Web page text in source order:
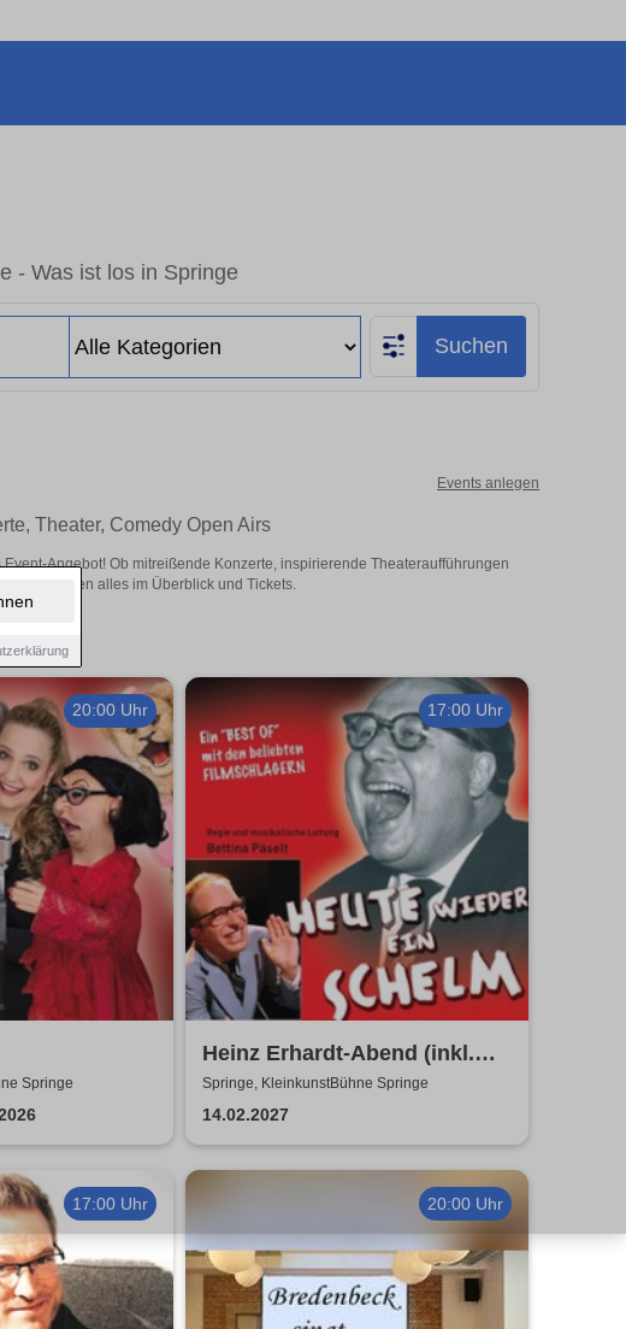
- Was ist los in Springe
Suchen
Events anlegen
Theater, Comedy Open Airs
Angebot! Ob mitreißende Konzerte, inspirierende Theateraufführungen
– hier finden alles im Überblick und Tickets.
20:00 Uhr
Of
Springe
17:00 Uhr
Heinz Erhardt-Abend (inkl.
Getränke)
Springe, KleinkunstBühne Springe
14.02.2027
17:00 Uhr 20:00 Uhr